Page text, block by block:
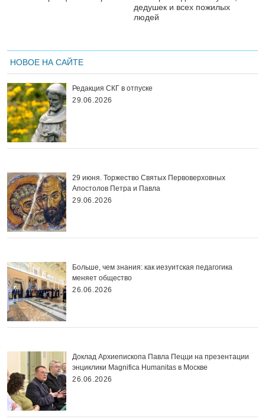
дедушек и всех пожилых
людей
НОВОЕ НА САЙТЕ
Редакция СКГ в отпуске
29.06.2026
29 июня. Торжество Святых Первоверховных
Апостолов Петра и Павла
29.06.2026
Больше, чем знания: как иезуитская педагогика
меняет общество
26.06.2026
Доклад Архиепископа Павла Пецци на презентации
энциклики Magnifica Нumanitas в Москве
26.06.2026